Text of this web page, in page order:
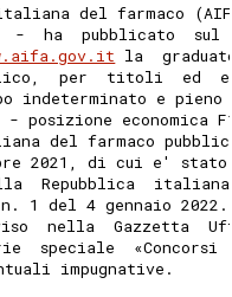
del farmaco
-  ha  pubblicato
la
per  titoli  ed
indeterminato e
economica
del farmaco
2021, di cui e'
Repubblica
n. 1 del 4 gennaio
nella  Gazzetta
speciale  «Concorsi
impugnative.